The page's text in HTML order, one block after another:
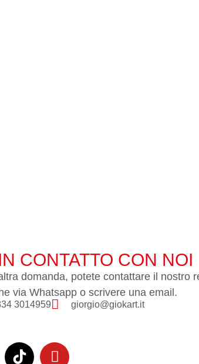
CONTATTO CON NOI
domanda, potete contattare il nostro
via Whatsapp o scrivere una email.
3014959 giorgio@giokart.it